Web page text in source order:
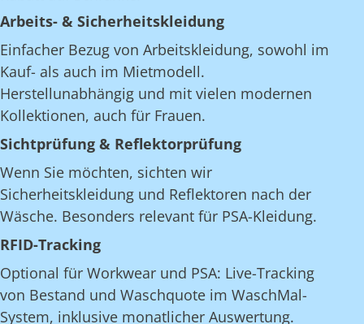
Arbeits- & Sicherheitskleidung
Einfacher Bezug von Arbeitskleidung, sowohl im
Kauf- als auch im Mietmodell.
Herstellunabhängig und mit vielen modernen
Kollektionen, auch für Frauen.
Sichtprüfung & Reflektorprüfung
Wenn Sie möchten, sichten wir
Sicherheitskleidung und Reflektoren nach der
Wäsche. Besonders relevant für PSA-Kleidung.
RFID-Tracking
Optional für Workwear und PSA: Live-Tracking
von Bestand und Waschquote im WaschMal-
System, inklusive monatlicher Auswertung.